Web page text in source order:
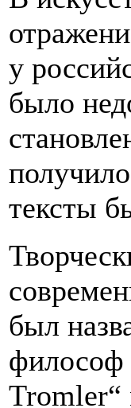
у
было
тексты
был
философ
Tromler“